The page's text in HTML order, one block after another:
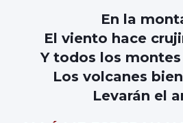
En la
El viento hace
Y todos los
Los volcanes
Levarán el